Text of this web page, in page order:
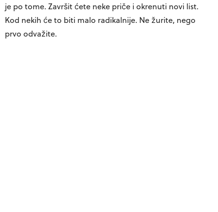
je po tome. Završit ćete neke priče i okrenuti novi list.
Kod nekih će to biti malo radikalnije. Ne žurite, nego
prvo odvažite.